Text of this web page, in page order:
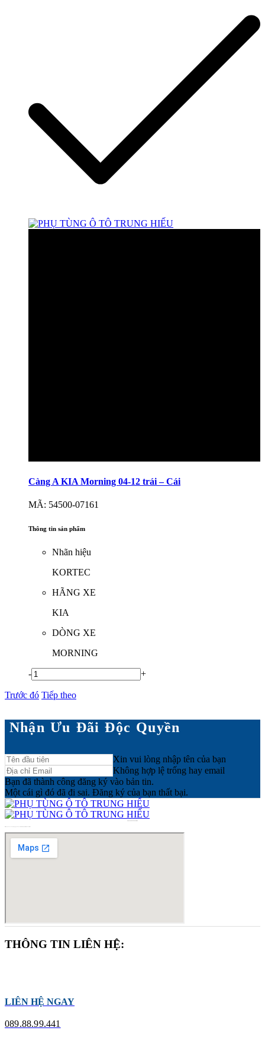
Càng A KIA Morning 04-12 trái – Cái
MÃ: 54500-07161
Thông tin sản phẩm
Nhãn hiệu
KORTEC
HÃNG XE
KIA
DÒNG XE
MORNING
- +
Trước đó Tiếp theo
Nhận Ưu Đãi Độc Quyền
Xin vui lòng nhập tên của bạn
Không hợp lệ trống hay email
Bạn đã thành công đăng ký vào bản tin.
Một cái gì đó đã đi sai. Đăng ký của bạn thất bại.
THÔNG TIN LIÊN HỆ:
LIÊN HỆ NGAY
089.88.99.441